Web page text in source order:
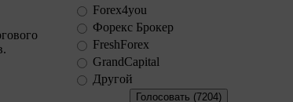
Forex4you
Форекс Брокер
FreshForex
GrandCapital
Другой